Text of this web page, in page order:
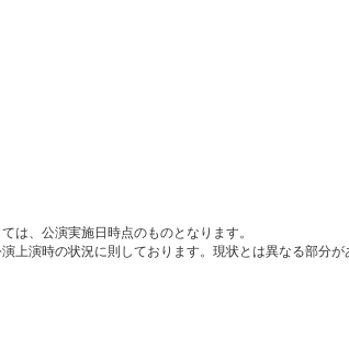
は、公演実施日時点のものとなります。
演時の状況に則しております。現状とは異なる部分が